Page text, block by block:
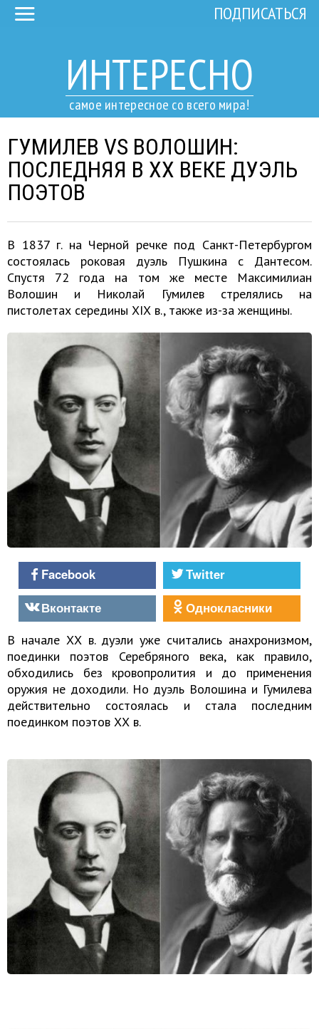
ИНТЕРЕСНО
самое интересное со всего мира!
ПОДПИСАТЬСЯ
ГУМИЛЕВ VS ВОЛОШИН:
ПОСЛЕДНЯЯ В ХХ ВЕКЕ ДУЭЛЬ
ПОЭТОВ
В 1837 г. на Черной речке под Санкт-Петербургом
состоялась роковая дуэль Пушкина с Дантесом.
Спустя 72 года на том же месте Максимилиан
Волошин и Николай Гумилев стрелялись на
пистолетах середины ХІХ в., также из-за женщины.
Facebook
Twitter
Вконтакте
Однокласники
В начале ХХ в. дуэли уже считались анахронизмом,
поединки поэтов Серебряного века, как правило,
обходились без кровопролития и до применения
оружия не доходили. Но дуэль Волошина и Гумилева
действительно состоялась и стала последним
поединком поэтов ХХ в.